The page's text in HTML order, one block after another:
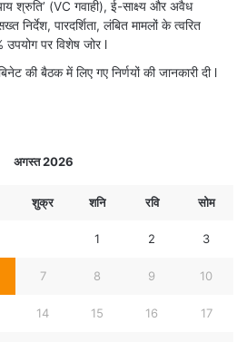
श्रुति’ (VC गवाही), ई-साक्ष्य और अवैध
निर्देश, पारदर्शिता, लंबित मामलों के त्वरित
पर विशेष जोर l
की बैठक में लिए गए निर्णयों की जानकारी दी l
अगस्त 2026
शुक्र शनि रवि सोम
1 2 3
7 8 9 10
14 15 16 17